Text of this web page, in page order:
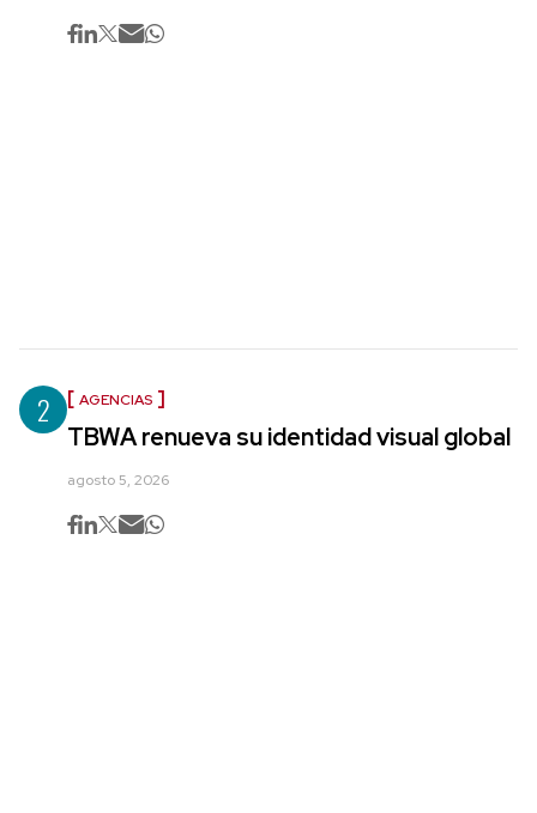
2 AGENCIAS
TBWA renueva su identidad visual global
agosto 5, 2026